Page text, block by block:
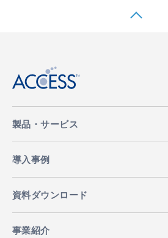
製品・サービス
導入事例
資料ダウンロード
事業紹介